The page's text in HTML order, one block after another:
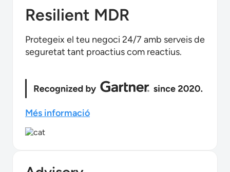
Resilient MDR
Protegeix el teu negoci 24/7 amb serveis de
seguretat tant proactius com reactius.
Més informació